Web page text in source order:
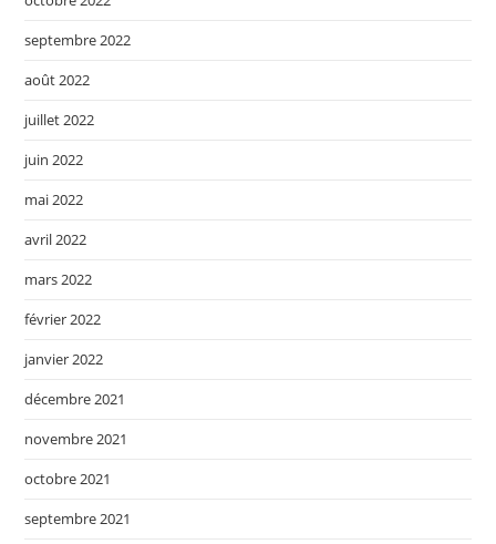
septembre 2022
août 2022
juillet 2022
juin 2022
mai 2022
avril 2022
mars 2022
février 2022
janvier 2022
décembre 2021
novembre 2021
octobre 2021
septembre 2021